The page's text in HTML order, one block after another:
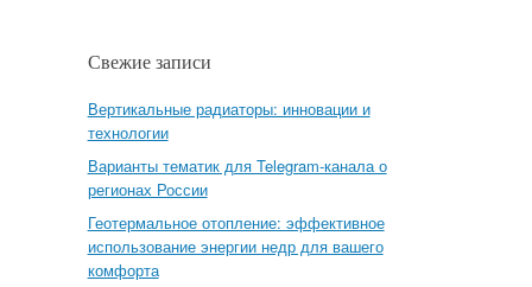
Свежие записи
Вертикальные радиаторы: инновации и
технологии
Варианты тематик для Telegram-канала о
регионах России
Геотермальное отопление: эффективное
использование энергии недр для вашего
комфорта